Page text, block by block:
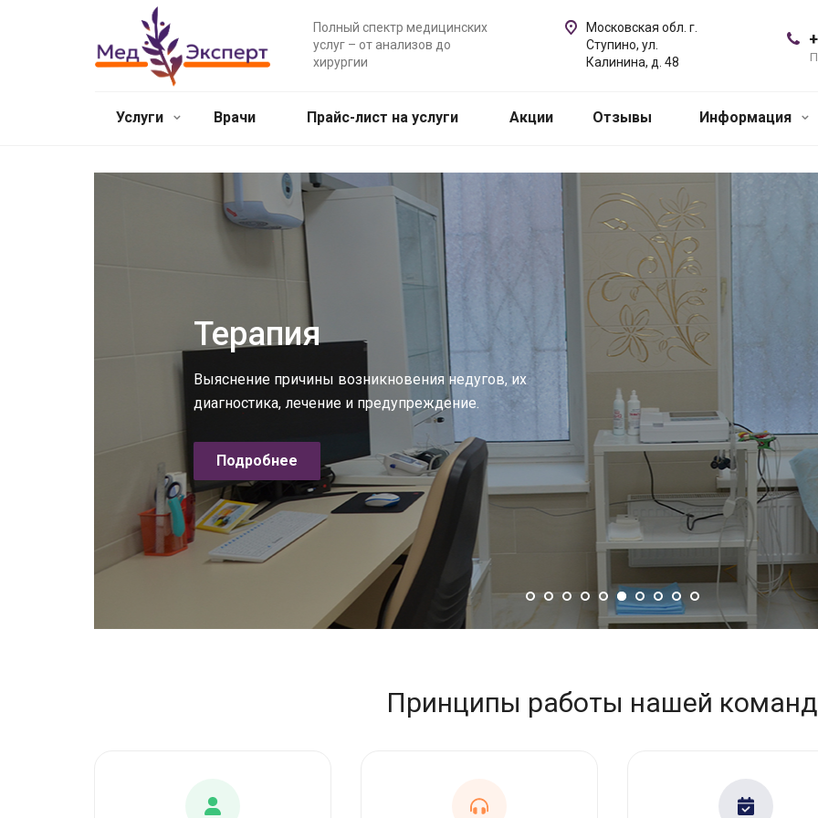
Полный спектр медицинских
услуг – от анализов до
хирургии
Московская обл. г.
Ступино, ул.
Калинина, д. 48
Услуги Врачи Прайс-лист на услуги Акции Отзывы Информация
Терапия
Выяснение причины возникновения недугов, их
диагностика, лечение и предупреждение.
Подробнее
Принципы работы нашей